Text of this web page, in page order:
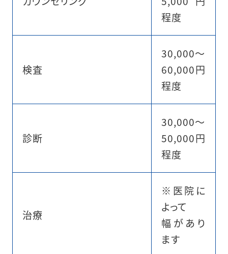
程度
検査
30,000〜
60,000円
程度
診断
30,000〜
50,000円
程度
治療
※医院に
よって
幅があり
ます